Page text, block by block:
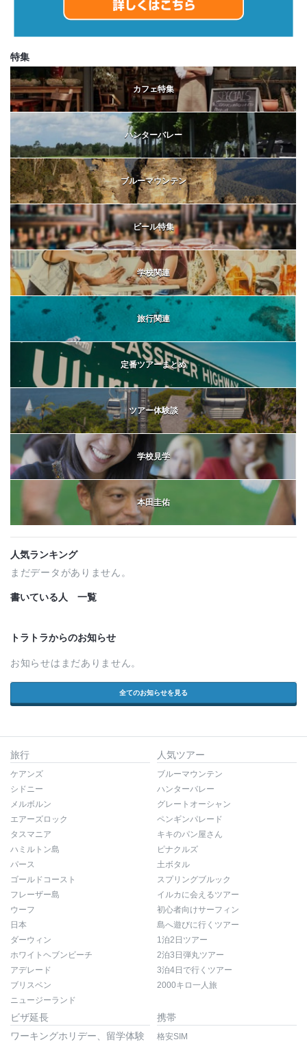
特集
カフェ特集
ハンターバレー
ブルーマウンテン
ビール特集
学校関連
旅行関連
定番ツアーまとめ
ツアー体験談
学校見学
本田圭佑
人気ランキング
まだデータがありません。
書いている人 一覧
トラトラからのお知らせ
お知らせはまだありません。
全てのお知らせを見る
旅行
ケアンズ
シドニー
メルボルン
エアーズロック
タスマニア
ハミルトン島
パース
ゴールドコースト
フレーザー島
ウーフ
日本
ダーウィン
ホワイトヘブンビーチ
アデレード
ブリスベン
ニュージーランド
人気ツアー
ブルーマウンテン
ハンターバレー
グレートオーシャン
ペンギンパレード
キキのパン屋さん
ピナクルズ
土ボタル
スプリングブルック
イルカに会えるツアー
初心者向けサーフィン
島へ遊びに行くツアー
1泊2日ツアー
2泊3日弾丸ツアー
3泊4日で行くツアー
2000キロ一人旅
ビザ延長
ワーキングホリデー、留学体験
携帯
格安SIM